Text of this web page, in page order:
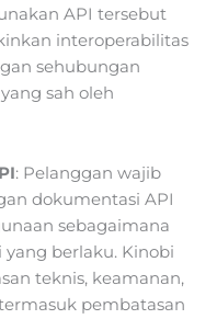
API tersebut
interoperabilitas
sehubungan
sah oleh
: Pelanggan wajib
dokumentasi API
sebagaimana
berlaku. Kinobi
teknis, keamanan,
pembatasan